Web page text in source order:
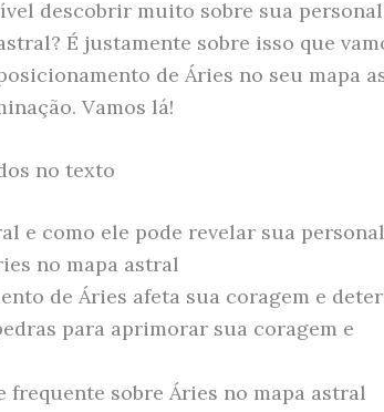
descobrir muito sobre sua
É justamente sobre isso que
de Áries no seu mapa
Vamos lá!
no texto
e como ele pode revelar sua
no mapa astral
de Áries afeta sua coragem e
para aprimorar sua coragem e
frequente sobre Áries no mapa astral